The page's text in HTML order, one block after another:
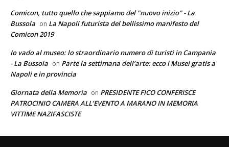
Comicon, tutto quello che sappiamo del "nuovo inizio" - La
Bussola on La Napoli futurista del bellissimo manifesto del
Comicon 2019
Io vado al museo: lo straordinario numero di turisti in Campania
- La Bussola on Parte la settimana dell’arte: ecco i Musei gratis a
Napoli e in provincia
Giornata della Memoria on PRESIDENTE FICO CONFERISCE
PATROCINIO CAMERA ALL’EVENTO A MARANO IN MEMORIA
VITTIME NAZIFASCISTE